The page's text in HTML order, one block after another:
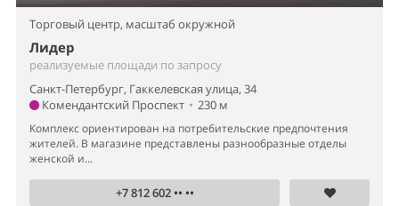
Торговый центр, масштаб окружной
Лидер
реализуемые площади по запросу
Санкт-Петербург, Гаккелевская улица, 34
Комендантский Проспект • 230 м
Комплекс ориентирован на потребительские предпочтения
жителей. В магазине представлены разнообразные отделы
женской и...
+7 812 602 •• ••